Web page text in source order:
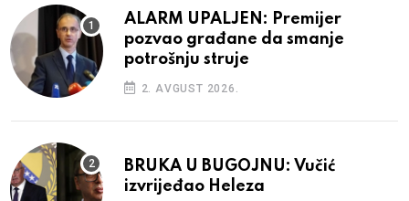
ALARM UPALJEN: Premijer
pozvao građane da smanje
potrošnju struje
2. AVGUST 2026.
BRUKA U BUGOJNU: Vučić
izvrijeđao Heleza